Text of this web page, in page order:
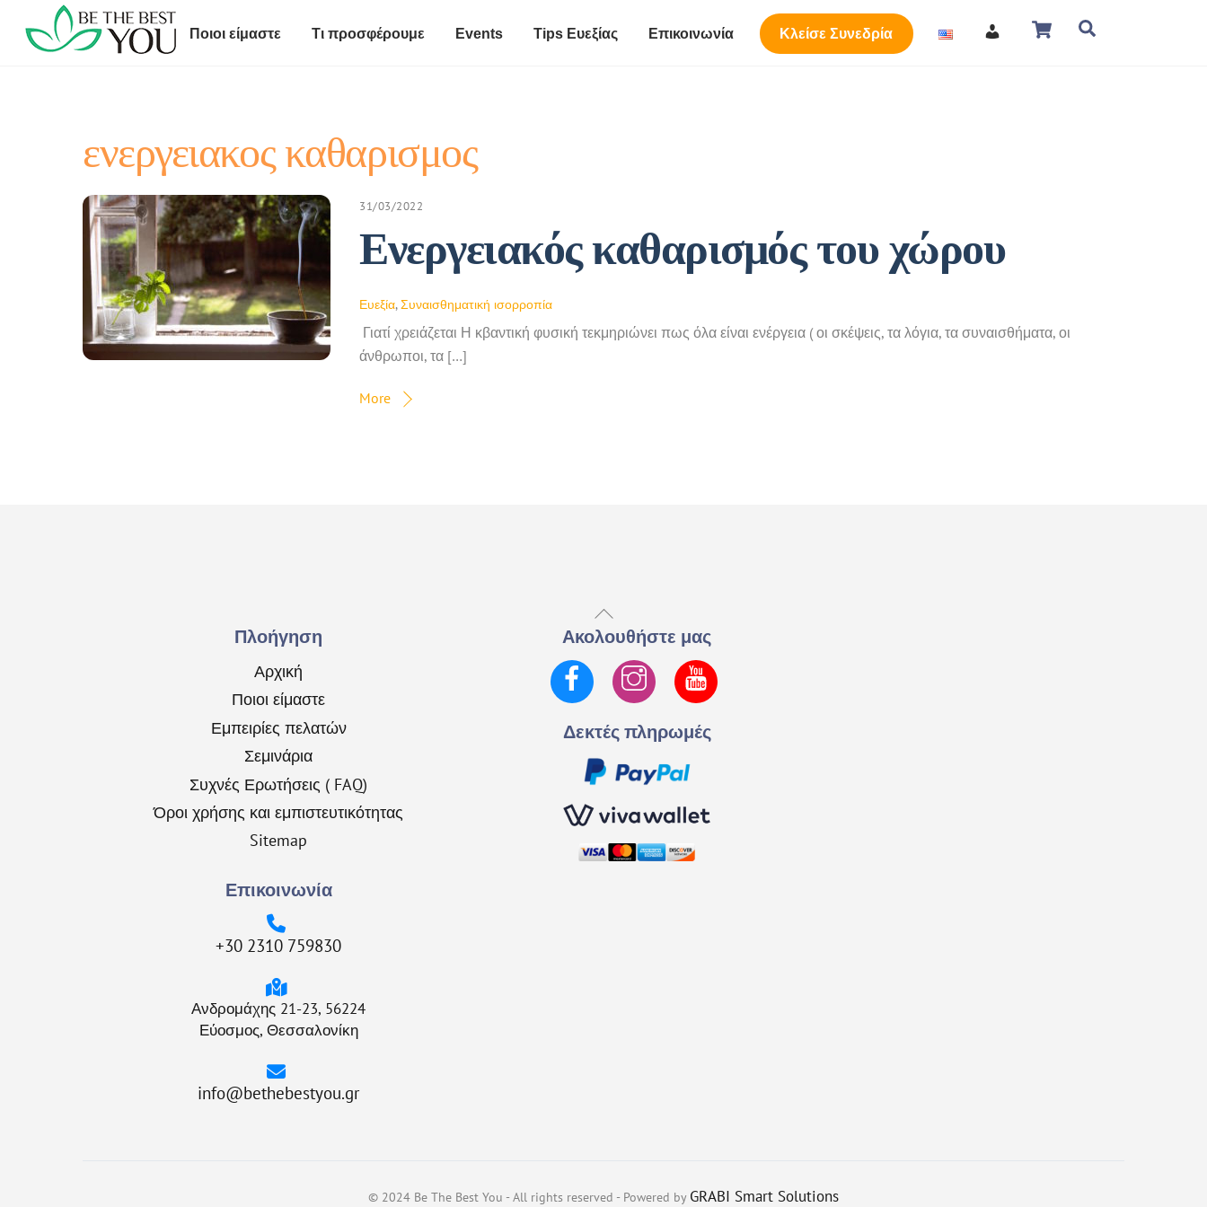
content
Cart
Ποιοι είμαστε Tι προσφέρουμε Events Tips Ευεξίας Επικοινωνία Κλείσε Συνεδρία
ενεργειακος καθαρισμος
31/03/2022
Ενεργειακός καθαρισμός του χώρου
Ευεξία,Συναισθηματική ισορροπία
Γιατί χρειάζεται Η κβαντική φυσική τεκμηριώνει πως όλα είναι ενέργεια ( οι σκέψεις, τα λόγια, τα συναισθήματα, οι
άνθρωποι, τα […]
More
Back
To
Πλοήγηση
Αρχική
Ποιοι είμαστε
Εμπειρίες πελατών
Σεμινάρια
Συχνές Ερωτήσεις ( FAQ)
Όροι χρήσης και εμπιστευτικότητας
Sitemap
Ακολουθήστε μας
Facebook Instagram
Δεκτές πληρωμές
Επικοινωνία
+30 2310 759830
Ανδρομάχης 21-23, 56224
Εύοσμος, Θεσσαλονίκη
info@bethebestyou.gr
© 2024 Be The Best You - All rights reserved - Powered by GRABI Smart Solutions